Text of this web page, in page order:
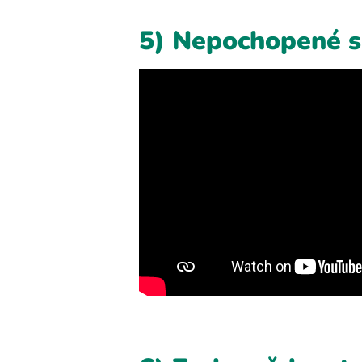
5) Nepochopené